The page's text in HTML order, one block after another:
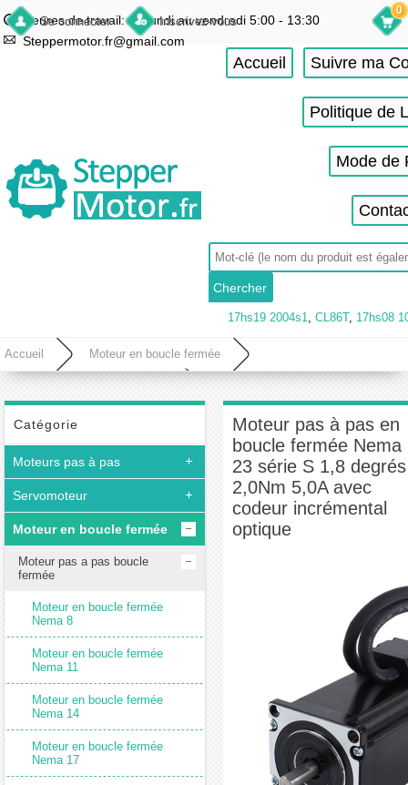
Se connecter Inscrivez-vous
Heures de travail: du lundi au vendredi 5:00 - 13:30
Steppermotor.fr@gmail.com
0
Accueil Suivre ma
Politique de
Mode de
17hs19 2004s1, CL86T, 17hs08
Accueil Moteur en boucle fermée
Moteur pas à pas en boucle fermée Nema 23 série S 1,8 degrés 2,0Nm 5,0A
Catégorie
Moteurs pas à pas
Servomoteur
Moteur en boucle fermée
Moteur pas a pas boucle
fermée
Moteur en boucle fermée
Nema 8
Moteur en boucle fermée
Nema 11
Moteur en boucle fermée
Nema 14
Moteur en boucle fermée
Nema 17
Moteur pas à pas en
boucle fermée Nema
23 série S 1,8 degrés
2,0Nm 5,0A avec
codeur incrémental
optique